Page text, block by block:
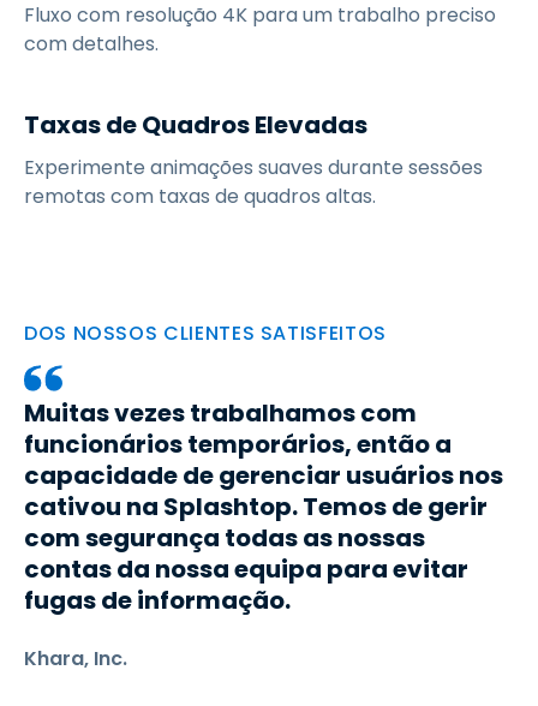
Fluxo com resolução 4K para um trabalho preciso
com detalhes.
Taxas de Quadros Elevadas
Experimente animações suaves durante sessões
remotas com taxas de quadros altas.
DOS NOSSOS CLIENTES SATISFEITOS
Muitas vezes trabalhamos com
funcionários temporários, então a
capacidade de gerenciar usuários nos
cativou na Splashtop. Temos de gerir
com segurança todas as nossas
contas da nossa equipa para evitar
fugas de informação.
Khara, Inc.